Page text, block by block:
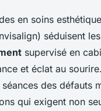
en soins
séduisent
supervisé en
et éclat au
des défauts
qui exigent non